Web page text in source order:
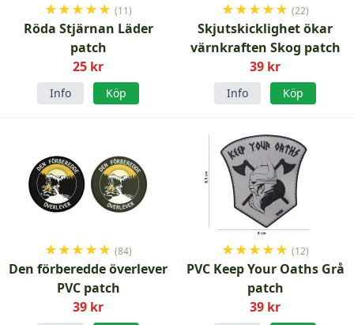
★★★★★ (11)
Röda Stjärnan Läder
patch
25 kr
Info Köp
★★★★★ (22)
Skjutskicklighet ökar
värnkraften Skog patch
39 kr
Info Köp
★★★★★ (84)
Den förberedde överlever
PVC patch
39 kr
★★★★★ (12)
PVC Keep Your Oaths Grå
patch
39 kr